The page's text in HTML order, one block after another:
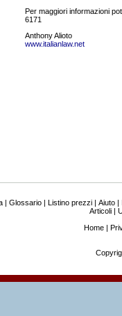
Per maggiori informazioni
6171
Anthony Alioto
www.italianlaw.net
| Glossario| Listino prezzi| Aiuto|
Articoli |
Home|